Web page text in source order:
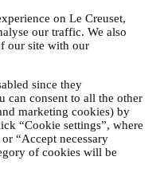
on Le Creuset,
our traffic. We also
our site with our
since they
can consent to all the other
marketing cookies) by
“Cookie settings”, where
“Accept necessary
of cookies will be
pour adapter nos
et préférences en vue de
Creuset personnalisée. Nous
vos habitudes ou vos
les produits les plus
sur les réseaux sociaux,
visitez, le contenu de
Pour ce faire, nous avons
et des technologies
données et à vos
abonnement à nos